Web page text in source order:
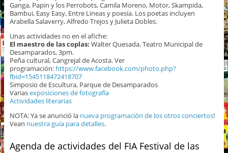
Ganga, Papin y los Perrobots, Camila Moreno, Motor, Skampida,
Bambui, Easy Easy, Entre Lineas y poesía. Los poetas incluyen
Arabella Salaverry, Alfredo Trejos y Julieta Dobles.
Unas actividades no en el afiche:
El maestro de las coplas: Walter Quesada. Teatro Municipal de
Desamparados, 3pm.
Peña cultural, Cangrejal de Acosta. Ver
programación: https://www.facebook.com/photo.php?
fbid=1545118472418707
Simposio de Escultura, Parque de Desamparados
Variasexposiciones de fotografía
Actividades literarias
NOTA: Ya se anunció la nueva programación de los otros conciertos!
Vean nuestra guía para detalles.
Agenda de actividades del FIA Festival de las